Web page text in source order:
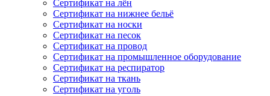
Сертификат на лён
Сертификат на нижнее бельё
Сертификат на носки
Сертификат на песок
Сертификат на провод
Сертификат на промышленное оборудование
Сертификат на респиратор
Сертификат на ткань
Сертификат на уголь